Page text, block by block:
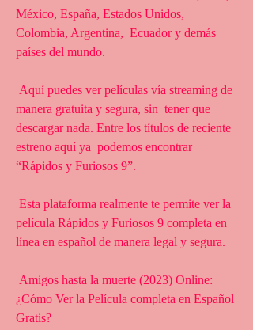
México, España, Estados Unidos,
Colombia, Argentina,  Ecuador y demás
países del mundo.
manera gratuita y segura, sin  tener que
descargar nada. Entre los títulos de reciente
estreno aquí ya  podemos encontrar
“Rápidos y Furiosos 9”.
película Rápidos y Furiosos 9 completa en
línea en español de manera legal y segura.
¿Cómo Ver la Película completa en Español
Gratis?